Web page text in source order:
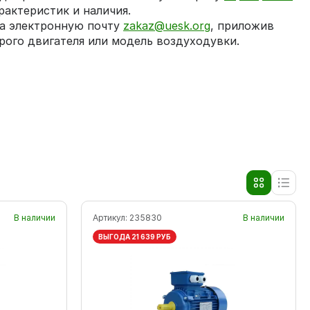
и наличия.
электронную почту zakaz@uesk.org, приложив
двигателя или модель воздуходувки.
В наличии Артикул: 235830 В наличии
ВЫГОДА 21 639 РУБ